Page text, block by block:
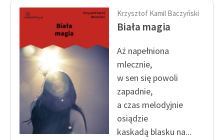
feministycznej
Ręce pełne poezji
Kolekcje edukacyjne
twórców przechodzących
do domeny publicznej,
lektur szkolnych oraz
Starego Testamentu
Odkurzamy bohaterów
Szkoła Poezji Wolnych
Krzysztof Kamil Baczyński
Biała magia
Aż napełniona
mlecznie,
w sen się powoli
zapadnie,
a czas melodyjnie
osiądzie
kaskadą blasku na...